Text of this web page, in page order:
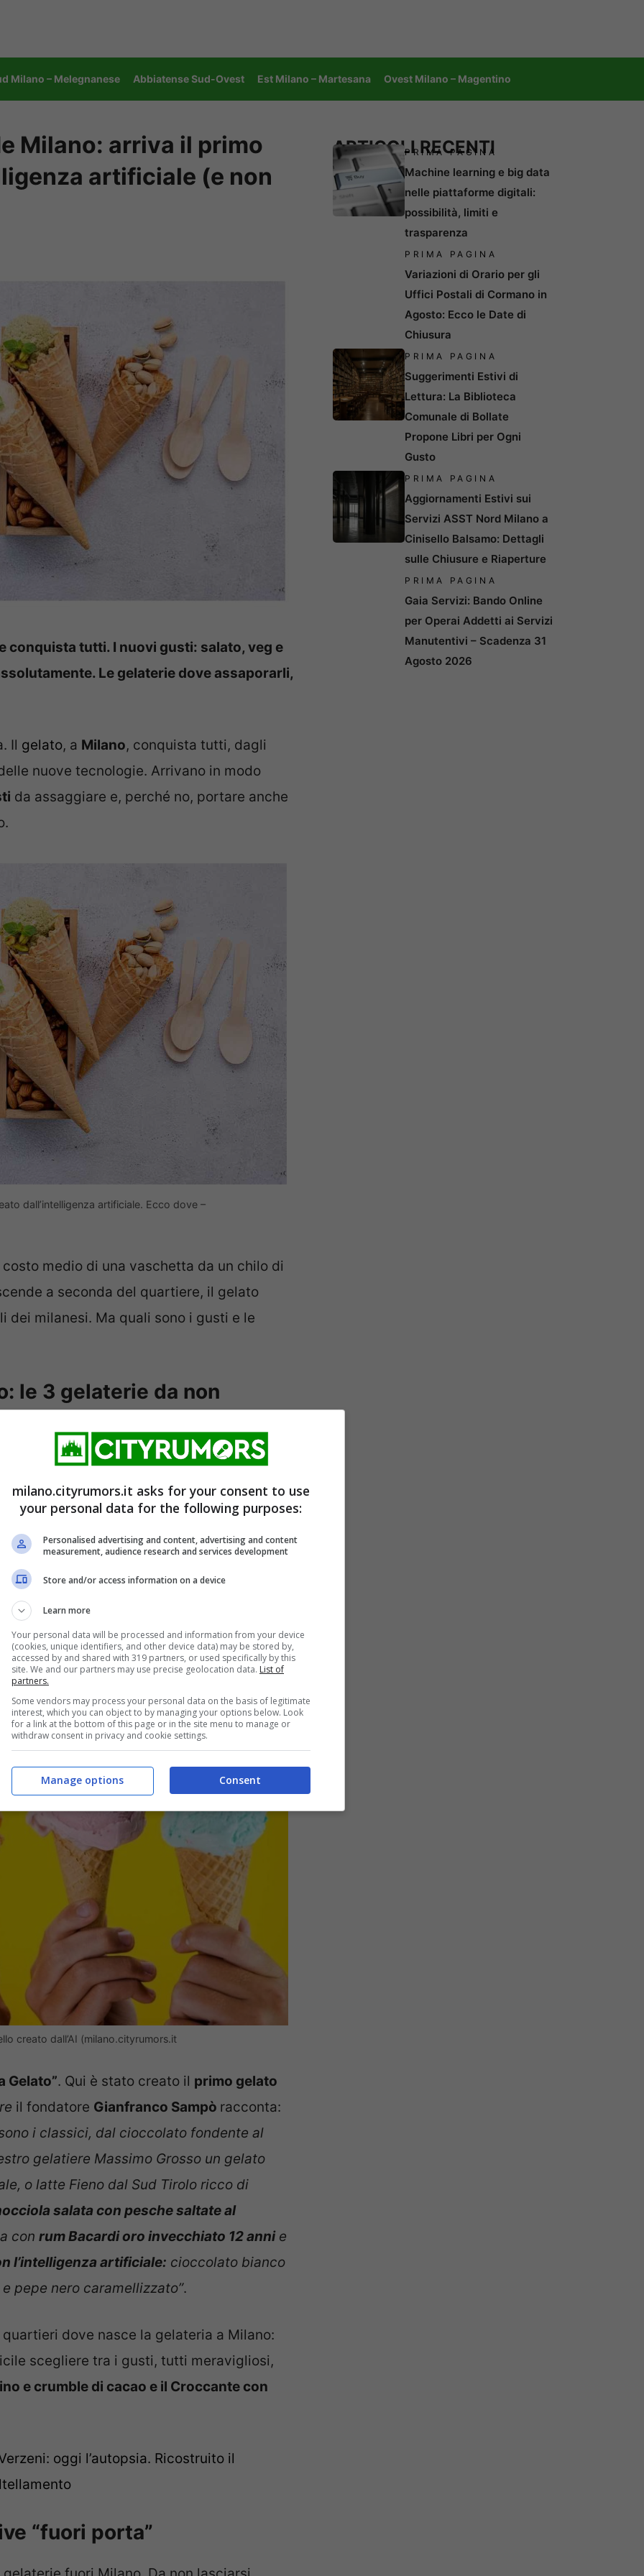
Milano – Melegnanese Abbiatense Sud-Ovest Est Milano – Martesana Ovest Milano – Magentino
Milano: arriva il primo
artificiale (e non
conquista tutti. I nuovi gusti: salato, veg e
Le gelaterie dove assaporarli,
Il gelato, a Milano, conquista tutti, dagli
nuove tecnologie. Arrivano in modo
da assaggiare e, perché no, portare anche
dall’intelligenza artificiale. Ecco dove –
medio di una vaschetta da un chilo di
a seconda del quartiere, il gelato
milanesi. Ma quali sono i gusti e le
le 3 gelaterie da non
“Ciacco”in via Spadari a Milano è la prima
da non perdere. Un gelato salubre che ha
acqua per i sorbetti, zucchero,
di carrube, pectina, mono e digliceridi,
Qui è da non perdere il
Immancabile l’assaggio del
o Acido, il
con sommacco e combava.
creato dall’AI (milano.cityrumors.it
Gelato”. Qui è stato creato il primo gelato
il fondatore Gianfranco Sampò racconta:
i classici, dal cioccolato fondente al
gelatiere Massimo Grosso un gelato
o latte Fieno dal Sud Tirolo ricco di
salata con pesche saltate al
con rum Bacardi oro invecchiato 12 annie
l’intelligenza artificiale: cioccolato bianco
pepe nero caramellizzato”.
dove nasce la gelateria a Milano:
scegliere tra i gusti, tutti meravigliosi,
e crumble di cacao e il Croccante con
oggi l’autopsia. Ricostruito il
“fuori porta”
ARTICOLI RECENTI
PRIMA PAGINA
Machine learning e big data
nelle piattaforme digitali:
possibilità, limiti e
trasparenza
PRIMA PAGINA
Variazioni di Orario per gli
Uffici Postali di Cormano in
Agosto: Ecco le Date di
Chiusura
PRIMA PAGINA
Suggerimenti Estivi di
Lettura: La Biblioteca
Comunale di Bollate
Propone Libri per Ogni
Gusto
PRIMA PAGINA
Aggiornamenti Estivi sui
Servizi ASST Nord Milano a
Cinisello Balsamo: Dettagli
sulle Chiusure e Riaperture
PRIMA PAGINA
Gaia Servizi: Bando Online
per Operai Addetti ai Servizi
Manutentivi – Scadenza 31
Agosto 2026
milano.cityrumors.it asks for your consent to use
your personal data for the following purposes:
Personalised advertising and content, advertising and content
measurement, audience research and services development
Store and/or access information on a device
Learn more
Your personal data will be processed and information from your device
(cookies, unique identifiers, and other device data) may be stored by,
accessed by and shared with 319 partners, or used specifically by this
site. We and our partners may use precise geolocation data. List of
partners.
Some vendors may process your personal data on the basis of legitimate
interest, which you can object to by managing your options below. Look
for a link at the bottom of this page or in the site menu to manage or
withdraw consent in privacy and cookie settings.
Consent
Manage options